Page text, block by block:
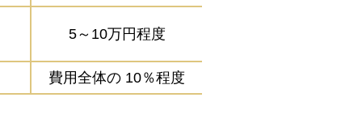
5～10万円程度
費用全体の 10％程度